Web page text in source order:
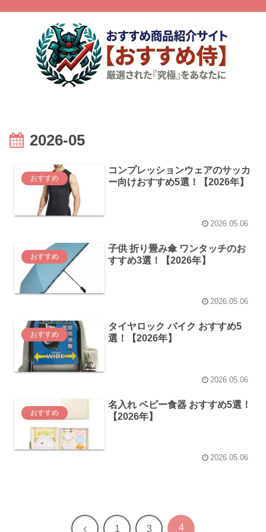
2026-05
おすすめ
コンプレッションウェアのサッカ
ー向けおすすめ5選！【2026年】
2026.05.06
おすすめ
子供 折り畳み傘 ワンタッチのお
すすめ3選！【2026年】
2026.05.06
おすすめ
タイヤロック バイク おすすめ5
選！【2026年】
2026.05.06
おすすめ
名入れ ベビー食器 おすすめ5選！
【2026年】
2026.05.06
前 1 3 4